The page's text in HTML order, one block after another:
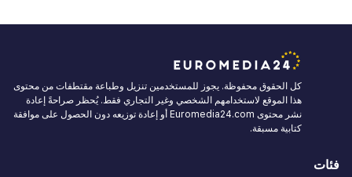
كل الحقوق محفوظة. يجوز للمستخدمين تنزيل وطباعة مقتطفات من محتوى
هذا الموقع لاستخدامهم الشخصي وغير التجاري فقط. يُحظر صراحةً إعادة
نشر محتوى Euromedia24.com أو إعادة توزيعه دون الحصول على موافقة
كتابية مسبقة.
فئات